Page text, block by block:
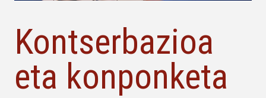
Kontserbazioa
eta konponketa